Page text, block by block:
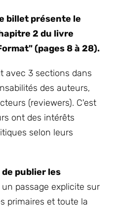
billet présente le
2 du livre
(pages 8 à 28).
avec 3 sections dans
des auteurs,
(reviewers). C'est
ont des intérêts
selon leurs
publier les
un passage explicite sur
primaires et toute la